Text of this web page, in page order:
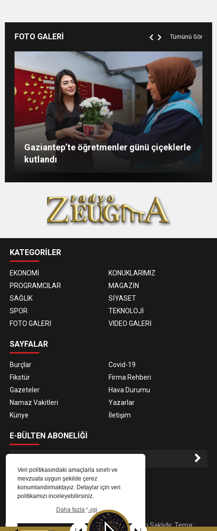
Veri politikasındaki amaçlarla sınırlı ve
mevzuata uygun şekilde çerez
konumlandırmaktayız. Detaylar için veri
politikamızı inceleyebilirsiniz.
Daha fazla bilgi
FOTO GALERİ Tümünü Gör
Konukoğlu: Türkiye ekonomisine 11 farklı
sektörde değer katıyoruz
Gaziantep’te öğretmenler günü çiçeklerle
kutlandı
GAÜN’de gri kod tatbikatı gerçeği
Şahin: “İstikbalimizi şekillendirecek olan
sizlersiniz”
KATEGORİLER
EKONOMİ
KONUKLARIMIZ
PROGRAMCILAR
MAGAZİN
SAĞLIK
SİYASET
SPOR
TEKNOLOJİ
FOTO GALERİ
VIDEO GALERİ
SAYFALAR
Burçlar
Covid-19
Fikstür
Firma Rehberi
Gazeteler
Hava Durumu
Namaz Vakitleri
Yazarlar
Künye
İletişim
E-BÜLTEN ABONELİĞİ
E-Bülten aboneliği ile haberlere daha hızlı erişin.
© 2023Gaziantep Radyo Zeugma. Tüm Hakları Saklıdır. Tema: